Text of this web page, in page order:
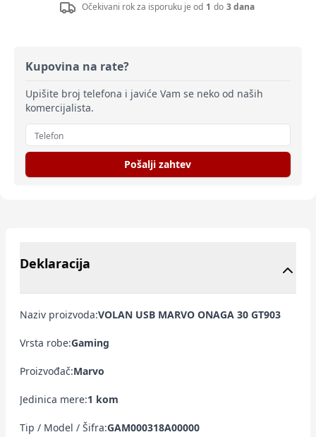
Očekivani rok za isporuku je od 1 do 3 dana
Kupovina na rate?
Upišite broj telefona i javiće Vam se neko od naših
komercijalista.
Pošalji zahtev
Deklaracija
Naziv proizvoda:VOLAN USB MARVO ONAGA 30 GT903
Vrsta robe:Gaming
Proizvođač:Marvo
Jedinica mere:1 kom
Tip / Model / Šifra:GAM000318A00000